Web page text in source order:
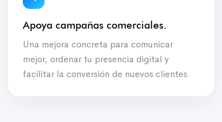
Apoya campañas comerciales.
Una mejora concreta para comunicar
mejor, ordenar tu presencia digital y
facilitar la conversión de nuevos clientes.